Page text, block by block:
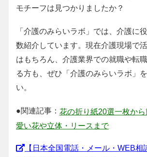
モチーフは見つかりましたか？
「介護のみらいラボ」では、介護に
数紹介しています。現在介護現場で
はもちろん、介護業界での就職や転
る方も、ぜひ「介護のみらいラボ」
い。
●関連記事： 花の折り紙20選一枚か
愛い花や立体・リースまで
【日本全国電話・メール・WEB相